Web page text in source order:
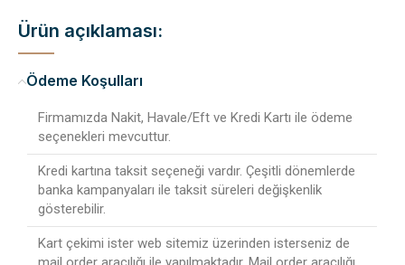
Ürün açıklaması:
Ödeme Koşulları
Firmamızda Nakit, Havale/Eft ve Kredi Kartı ile ödeme
seçenekleri mevcuttur.
Kredi kartına taksit seçeneği vardır. Çeşitli dönemlerde
banka kampanyaları ile taksit süreleri değişkenlik
gösterebilir.
Kart çekimi ister web sitemiz üzerinden isterseniz de